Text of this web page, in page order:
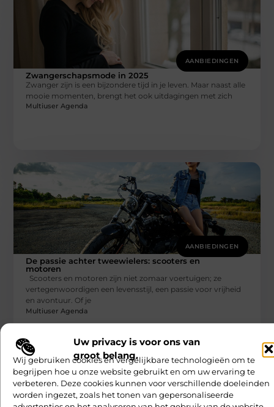
Uw privacy is voor ons van
groot belang.
Wij gebruiken cookies en vergelijkbare technologieën om te
begrijpen hoe u onze website gebruikt en om uw ervaring te
verbeteren. Deze cookies kunnen voor verschillende doeleinden
worden ingezet, zoals het tonen van gepersonaliseerde
AANBIEDINGEN
Zwangerschapsmode in 2025
Zwanger zijn is een bijzondere tijd in je leven. Maar naast alle
mooie momenten, brengt het ook uitdagingen met zich
Multiuser Agenda
AANBIEDINGEN
De passie achter tweewielers: scooters en
motoren
Scooters en motoren zijn niet zomaar voertuigen; ze
vertegenwoordigen een levensstijl, een passie voor vrijheid
en avontuur. Of je
Multiuser Agenda